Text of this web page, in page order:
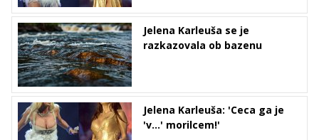
Jelena Karleuša se je
razkazovala ob bazenu
Jelena Karleuša: 'Ceca ga je
'v...' morilcem!'